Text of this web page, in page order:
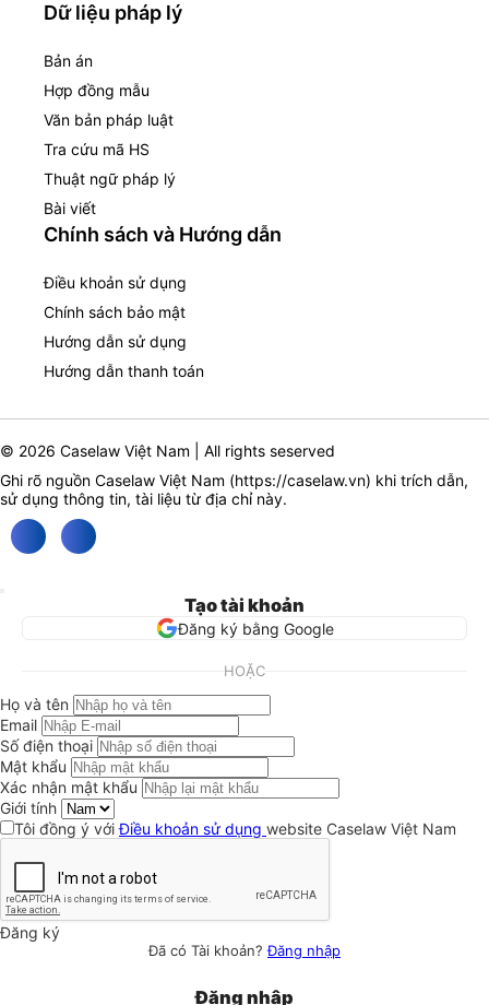
Dữ liệu pháp lý
Bản án
Hợp đồng mẫu
Văn bản pháp luật
Tra cứu mã HS
Thuật ngữ pháp lý
Bài viết
Chính sách và Hướng dẫn
Điều khoản sử dụng
Chính sách bảo mật
Hướng dẫn sử dụng
Hướng dẫn thanh toán
© 2026 Caselaw Việt Nam | All rights seserved
Ghi rõ nguồn Caselaw Việt Nam (https://caselaw.vn) khi trích dẫn,
sử dụng thông tin, tài liệu từ địa chỉ này.
Tạo tài khoản
Đăng ký bằng Google
HOẶC
Họ và tên
Email
Số điện thoại
Mật khẩu
Xác nhận mật khẩu
Giới tính
Tôi đồng ý vớiĐiều khoản sử dụng website Caselaw Việt Nam
Đăng ký
Đã có Tài khoản?Đăng nhập
Đăng nhập